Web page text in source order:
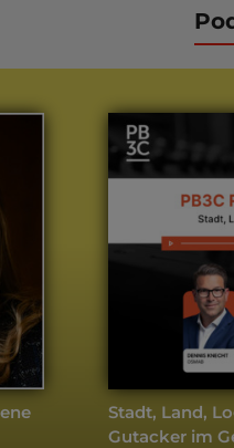
Stadt, Land,
Gutacker im